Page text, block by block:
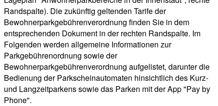
Randspalte). Die zukünftig geltenden Tarife der
Bewohnerparkgebührenverordnung finden Sie in dem
entsprechenden Dokument in der rechten Randspalte. Im
Folgenden werden allgemeine Informationen zur
Parkgebührenordnung sowie der
Bewohnerparkgebührenverordnung aufgelistet, darunter die
Bedienung der Parkscheinautomaten hinsichtlich des Kurz-
und Langzeitparkens sowie das Parken mit der App "Pay by
Phone".